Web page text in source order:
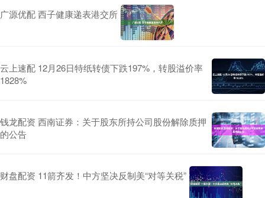
广源优配 西子健康递表港交所
云上速配 12月26日特纸转债下跌197%，转股溢价率
1828%
钱龙配资 西南证券：关于股东所持公司股份解除质押
的公告
财盘配资 11箭齐发！中方坚决反制美“对等关税”